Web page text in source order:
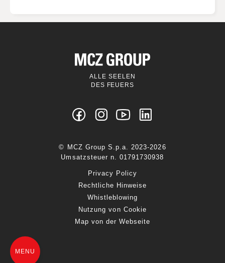
ALLE SEELEN
DES FEUERS
Privacy Policy
Rechtliche Hinweise
Whistleblowing
Nutzung von Cookie
Map von der Webseite
© MCZ Group S.p.a. 2023-2026
Umsatzsteuer n. 01791730938
MENU